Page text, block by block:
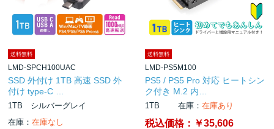
送料無料
LMD-SPCH100UAC
SSD 外付け 1TB 高速 SSD 外
付け type-C …
1TB シルバーグレイ
在庫：在庫なし
送料無料
LMD-PS5M100
PS5 / PS5 Pro 対応 ヒートシン
ク付き M.2 内…
1TB 在庫：在庫あり
税込価格： ￥35,606